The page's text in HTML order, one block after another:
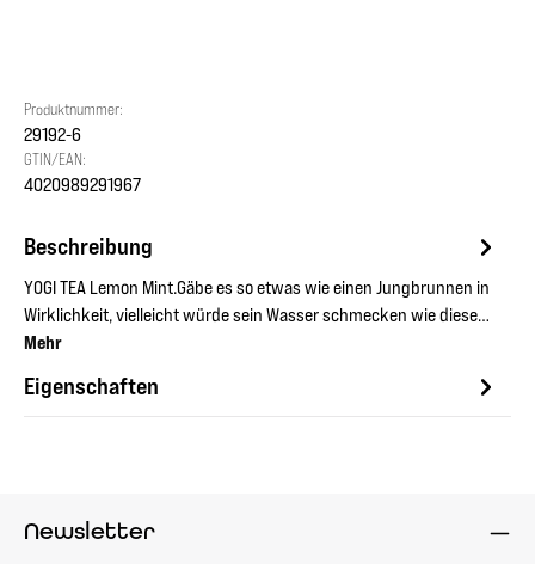
Produktnummer:
29192-6
GTIN/EAN:
4020989291967
Beschreibung
YOGI TEA Lemon Mint.Gäbe es so etwas wie einen Jungbrunnen in
Wirklichkeit, vielleicht würde sein Wasser schmecken wie diese…
Mehr
Eigenschaften
Newsletter